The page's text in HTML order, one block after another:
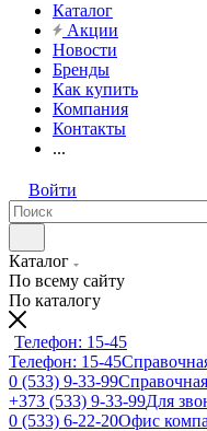
Каталог
Акции
Новости
Бренды
Как купить
Компания
Контакты
...
Войти
Каталог
По всему сайту
По каталогу
Телефон: 15-45
Телефон: 15-45
0 (533) 9-33-99
+373 (533) 9-33-99Для
0 (533) 6-22-20Офис